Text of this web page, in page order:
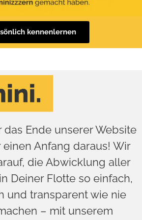
kennenlernen
das Ende unserer Website
Anfang daraus! Wir
die Abwicklung aller
Deiner Flotte so einfach,
und transparent wie nie
– mit unserem